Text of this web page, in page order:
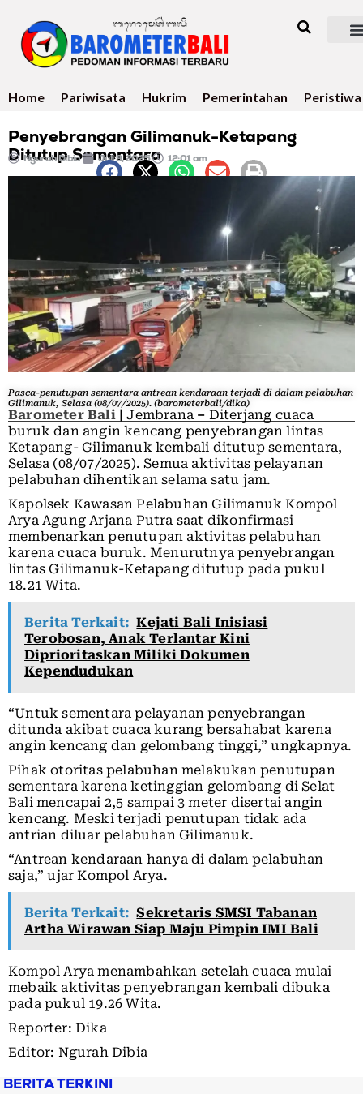
Home Pariwisata Hukrim Pemerintahan Peristiwa
Penyebrangan Gilimanuk-Ketapang
Ditutup Sementara
Ngurah Dibia Juli 9, 2025 12:01 am
Pasca-penutupan sementara antrean kendaraan terjadi di dalam pelabuhan
Gilimanuk, Selasa (08/07/2025). (barometerbali/dika)
Barometer Bali|Jembrana – Diterjang cuaca
buruk dan angin kencang penyebrangan lintas
Ketapang- Gilimanuk kembali ditutup sementara,
Selasa (08/07/2025). Semua aktivitas pelayanan
pelabuhan dihentikan selama satu jam.
Kapolsek Kawasan Pelabuhan Gilimanuk Kompol
Arya Agung Arjana Putra saat dikonfirmasi
membenarkan penutupan aktivitas pelabuhan
karena cuaca buruk. Menurutnya penyebrangan
lintas Gilimanuk-Ketapang ditutup pada pukul
18.21 Wita.
Berita Terkait: Kejati Bali Inisiasi
Terobosan, Anak Terlantar Kini
Diprioritaskan Miliki Dokumen
Kependudukan
“Untuk sementara pelayanan penyebrangan
ditunda akibat cuaca kurang bersahabat karena
angin kencang dan gelombang tinggi,” ungkapnya.
Pihak otoritas pelabuhan melakukan penutupan
sementara karena ketinggian gelombang di Selat
Bali mencapai 2,5 sampai 3 meter disertai angin
kencang. Meski terjadi penutupan tidak ada
antrian diluar pelabuhan Gilimanuk.
“Antrean kendaraan hanya di dalam pelabuhan
saja,” ujar Kompol Arya.
Berita Terkait: Sekretaris SMSI Tabanan
Artha Wirawan Siap Maju Pimpin IMI Bali
Kompol Arya menambahkan setelah cuaca mulai
mebaik aktivitas penyebrangan kembali dibuka
pada pukul 19.26 Wita.
Reporter: Dika
Editor: Ngurah Dibia
BERITA TERKINI